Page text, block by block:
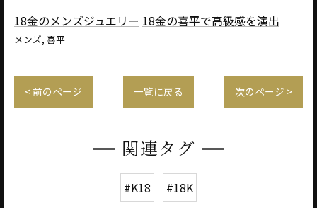
18金のメンズジュエリー 18金の喜平で高級感を演出
メンズ 喜平
< 前のページ 一覧に戻る 次のページ >
関連タグ
#K18 #18K